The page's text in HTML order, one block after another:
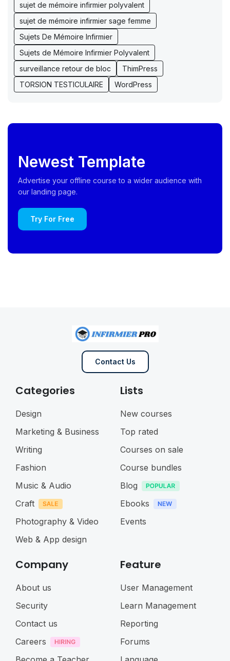
sujet de mémoire infirmier polyvalent
sujet de mémoire infirmier sage femme
Sujets De Mémoire Infirmier
Sujets de Mémoire Infirmier Polyvalent
surveillance retour de bloc
ThimPress
TORSION TESTICULAIRE
WordPress
Newest Template
Advertise your offline course to a wider audience with
our landing page.
Try For Free
Contact Us
Categories
Design
Marketing & Business
Writing
Fashion
Music & Audio
Craft
Photography & Video
Web & App design
Lists
New courses
Top rated
Courses on sale
Course bundles
Blog
Ebooks
Events
Company
About us
Security
Contact us
Careers
Feature
User Management
Learn Management
Reporting
Forums